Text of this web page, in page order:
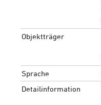
Objektträger
Sprache
Detailinformation